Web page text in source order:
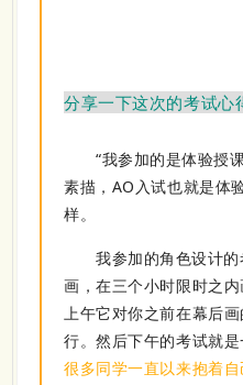
分享一下这次的考试心
“我参加的是体验授
素描， AO 入试也就是体
样。
我参加的角色设计
画，在三个小时限时之
上午它对你之前在幕后
行。然后下午的考试就
很多同学一直以来抱着